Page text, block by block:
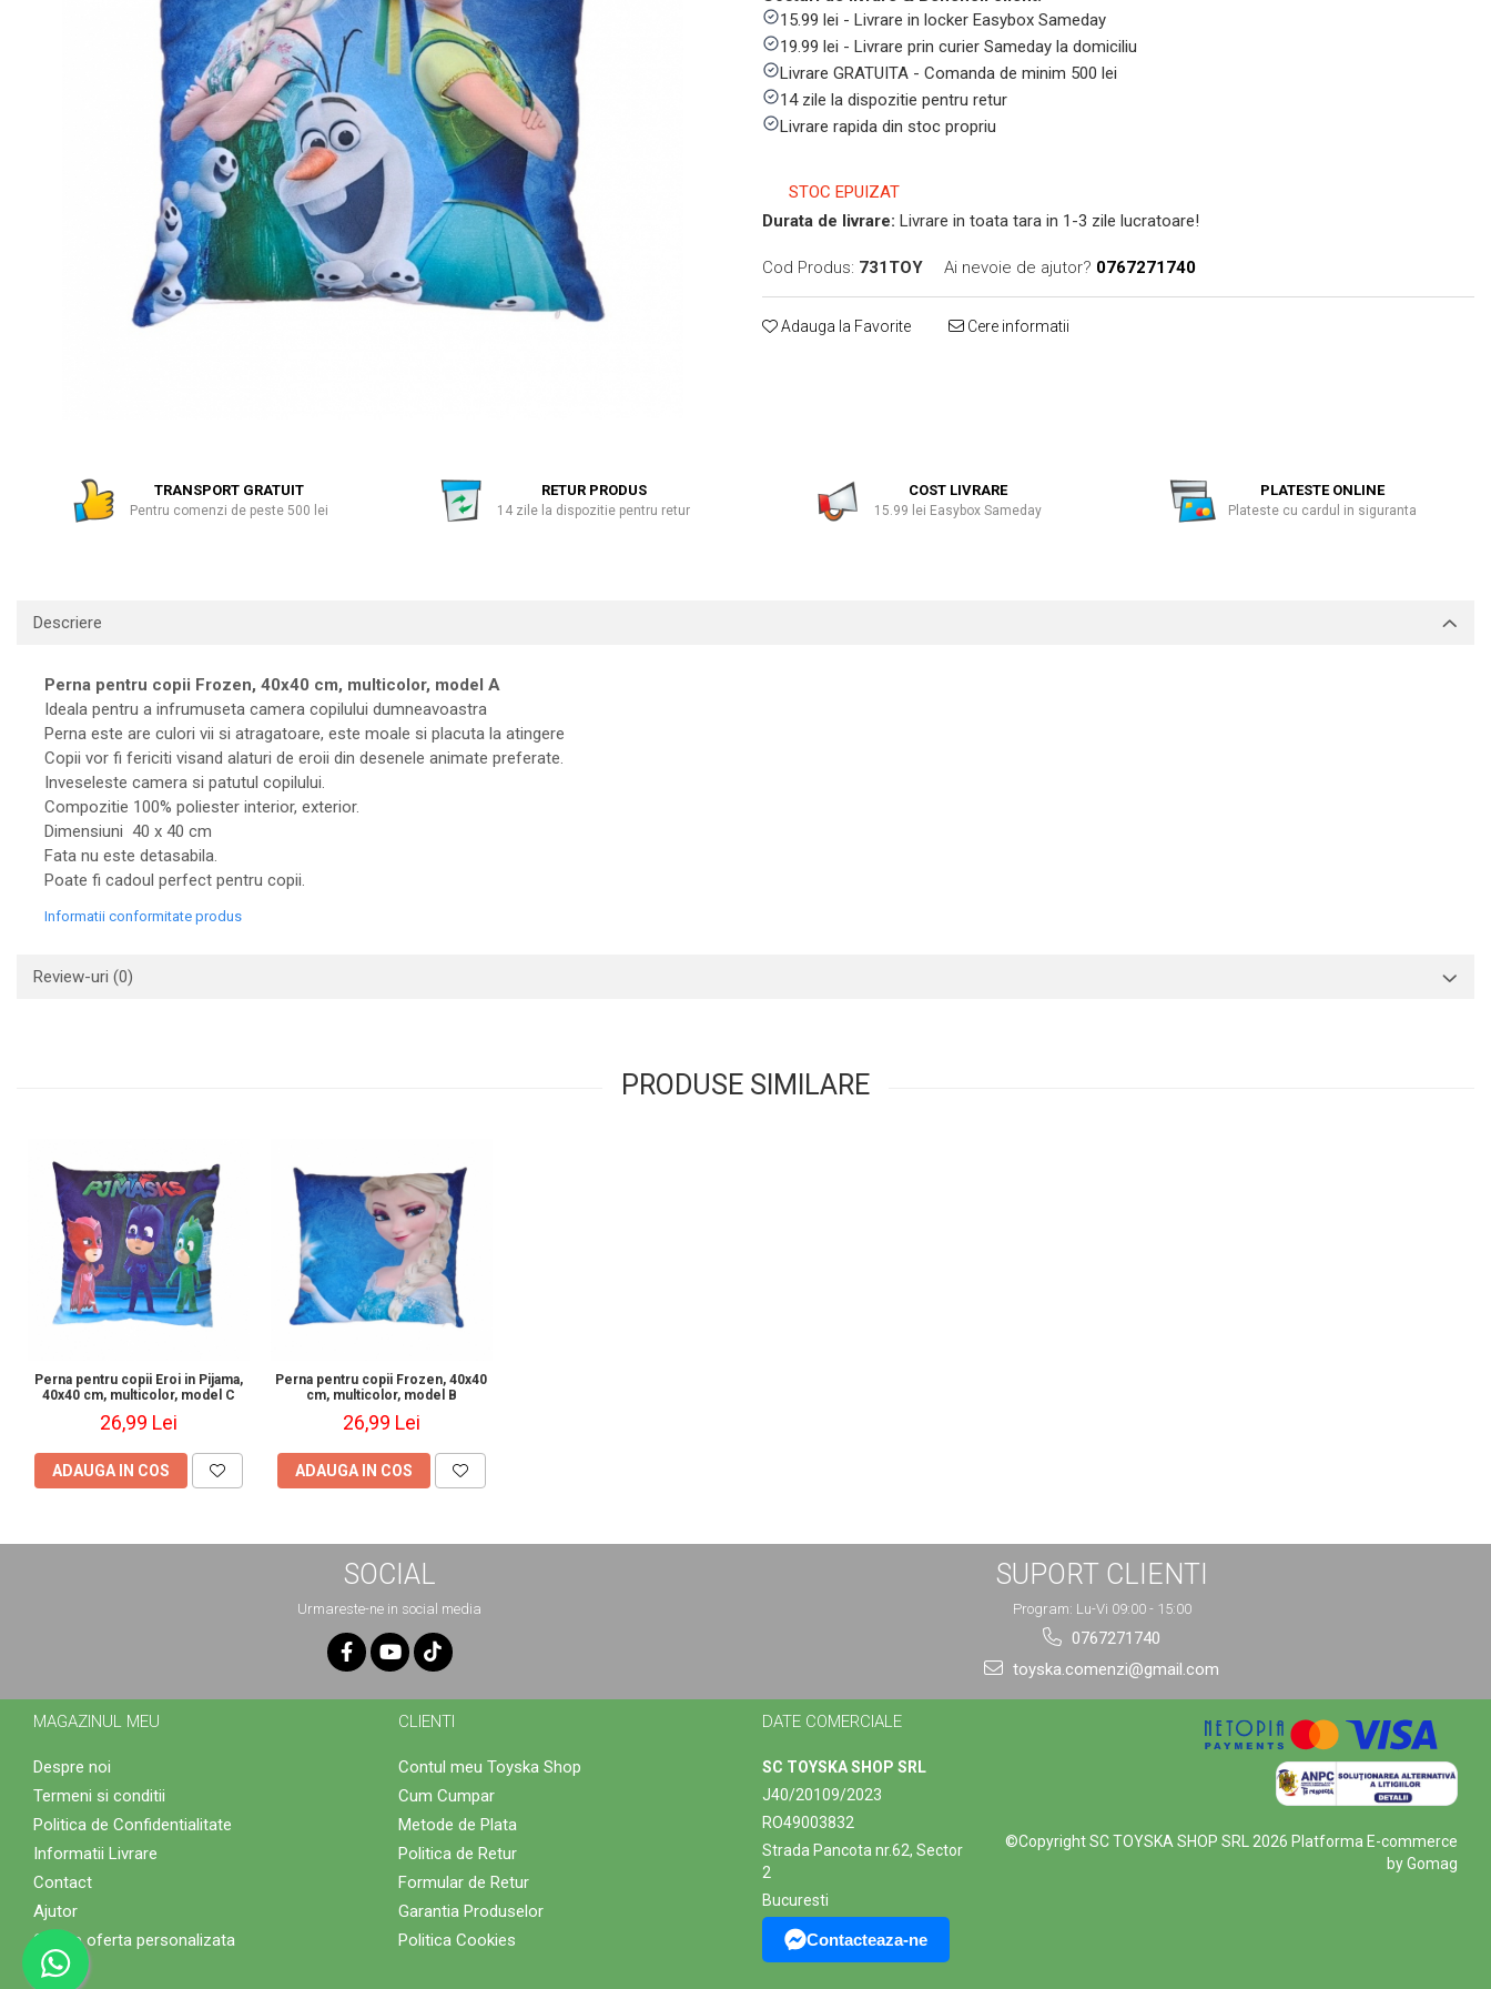
15.99 lei - Livrare in locker Easybox Sameday
19.99 lei - Livrare prin curier Sameday la domiciliu
Livrare GRATUITA - Comanda de minim 500 lei
14 zile la dispozitie pentru retur
Livrare rapida din stoc propriu
STOC EPUIZAT
Durata de livrare: Livrare in toata tara in 1-3 zile lucratoare!
Cod Produs: 731TOY Ai nevoie de ajutor? 0767271740
Adauga la Favorite Cere informatii
TRANSPORT GRATUIT
Pentru comenzi de peste 500 lei
RETUR PRODUS
14 zile la dispozitie pentru retur
COST LIVRARE
15.99 lei Easybox Sameday
PLATESTE ONLINE
Plateste cu cardul in siguranta
Descriere
Perna pentru copii Frozen, 40x40 cm, multicolor, model A
Ideala pentru a infrumuseta camera copilului dumneavoastra
Perna este are culori vii si atragatoare, este moale si placuta la atingere
Copii vor fi fericiti visand alaturi de eroii din desenele animate preferate.
Inveseleste camera si patutul copilului.
Compozitie 100% poliester interior, exterior.
Dimensiuni 40 x 40 cm
Fata nu este detasabila.
Poate fi cadoul perfect pentru copii.
Informatii conformitate produs
Review-uri (0)
PRODUSE SIMILARE
Perna pentru copii Eroi in Pijama,
40x40 cm, multicolor, model C
26,99 Lei
ADAUGA IN COS
Perna pentru copii Frozen, 40x40
cm, multicolor, model B
26,99 Lei
ADAUGA IN COS
SOCIAL
Urmareste-ne in social media
SUPORT CLIENTI
Program: Lu-Vi 09:00 - 15:00
0767271740
toyska.comenzi@gmail.com
MAGAZINUL MEU
Despre noi
Termeni si conditii
Politica de Confidentialitate
Informatii Livrare
Contact
Ajutor
Cerere oferta personalizata
CLIENTI
Contul meu Toyska Shop
Cum Cumpar
Metode de Plata
Politica de Retur
Formular de Retur
Garantia Produselor
Politica Cookies
DATE COMERCIALE
SC TOYSKA SHOP SRL
J40/20109/2023
RO49003832
Strada Pancota nr.62, Sector
2
Bucuresti
Contacteaza-ne
©Copyright SC TOYSKA SHOP SRL 2026 Platforma E-commerce
by Gomag